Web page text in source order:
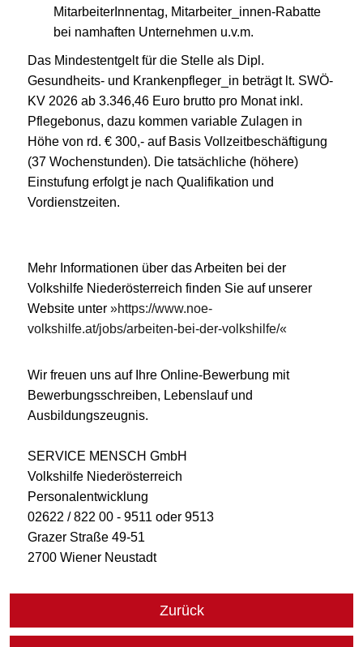
MitarbeiterInnentag, Mitarbeiter_innen-Rabatte
bei namhaften Unternehmen u.v.m.
Das Mindestentgelt für die Stelle als Dipl.
Gesundheits- und Krankenpfleger_in beträgt lt. SWÖ-
KV 2026 ab 3.346,46 Euro brutto pro Monat inkl.
Pflegebonus, dazu kommen variable Zulagen in
Höhe von rd. € 300,- auf Basis Vollzeitbeschäftigung
(37 Wochenstunden). Die tatsächliche (höhere)
Einstufung erfolgt je nach Qualifikation und
Vordienstzeiten.
Mehr Informationen über das Arbeiten bei der
Volkshilfe Niederösterreich finden Sie auf unserer
Website unter
https://www.noe-
volkshilfe.at/jobs/arbeiten-bei-der-volkshilfe/
Wir freuen uns auf Ihre Online-Bewerbung mit
Bewerbungsschreiben, Lebenslauf und
Ausbildungszeugnis.
SERVICE MENSCH GmbH
Volkshilfe Niederösterreich
Personalentwicklung
02622 / 822 00 - 9511 oder 9513
Grazer Straße 49-51
2700 Wiener Neustadt
Zurück